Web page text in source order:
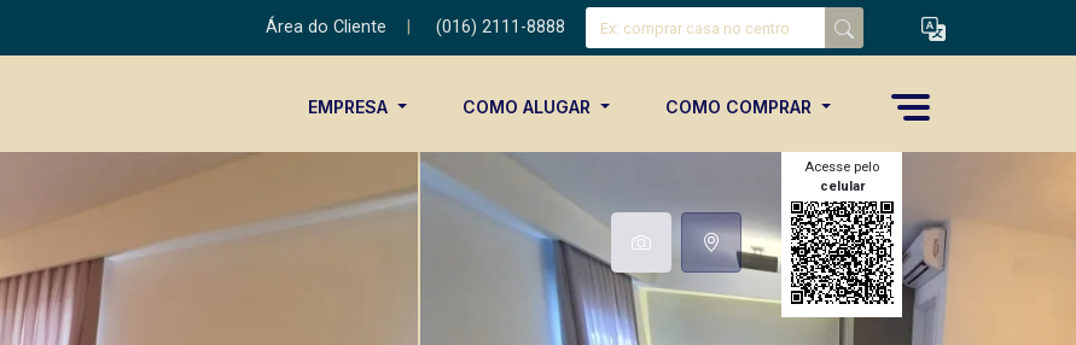
Área do Cliente (016) 2111-8888
EMPRESA COMO ALUGAR COMO COMPRAR
Acesse pelo
celular